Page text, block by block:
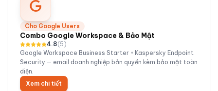
Cho Google Users
Combo Google Workspace & Bảo Mật
4.8(5)
Google Workspace Business Starter + Kaspersky Endpoint
Security — email doanh nghiệp bản quyền kèm bảo mật toàn
diện.
Xem chi tiết